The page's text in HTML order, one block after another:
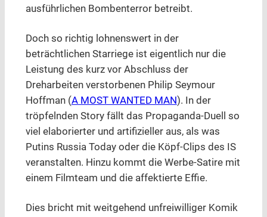
ausführlichen Bombenterror betreibt.
Doch so richtig lohnenswert in der
beträchtlichen Starriege ist eigentlich nur die
Leistung des kurz vor Abschluss der
Dreharbeiten verstorbenen Philip Seymour
Hoffman (A MOST WANTED MAN). In der
tröpfelnden Story fällt das Propaganda-Duell so
viel elaborierter und artifizieller aus, als was
Putins Russia Today oder die Köpf-Clips des IS
veranstalten. Hinzu kommt die Werbe-Satire mit
einem Filmteam und die affektierte Effie.
Dies bricht mit weitgehend unfreiwilliger Komik